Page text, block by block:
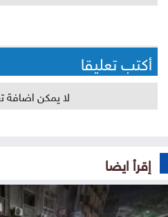
أكتب تعليقا
لا يمكن اضافة
إقرأ ايضا